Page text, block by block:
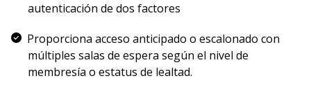
autenticación de dos factores
Proporciona acceso anticipado o escalonado con
múltiples salas de espera según el nivel de
membresía o estatus de lealtad.